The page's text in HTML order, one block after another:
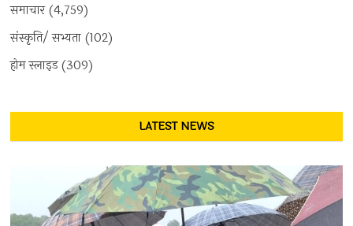
समाचार(4,759)
संस्कृति/ सभ्यता (102)
होम स्लाइड(309)
LATEST NEWS